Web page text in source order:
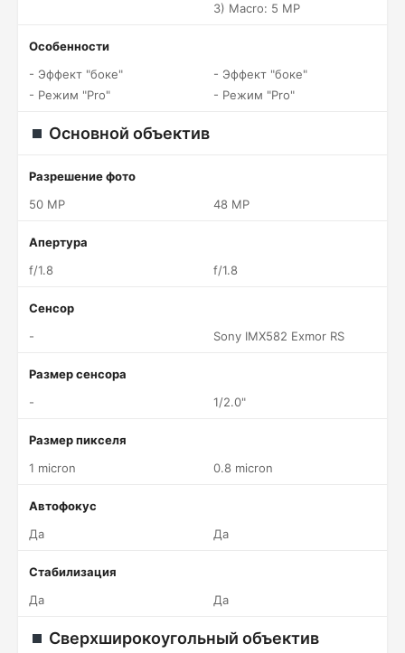
3) Macro: 5 MP
Особенности
- Эффект "боке"
- Режим "Pro"
- Эффект "боке"
- Режим "Pro"
Основной объектив
Разрешение фото
50 MP
48 MP
Апертура
f/1.8
f/1.8
Сенсор
-
Sony IMX582 Exmor RS
Размер сенсора
-
1/2.0"
Размер пикселя
1 micron
0.8 micron
Автофокус
Да
Да
Стабилизация
Да
Да
Сверхширокоугольный объектив